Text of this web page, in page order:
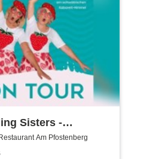
Sisters -
on Muggafugg
Am Pfostenberg